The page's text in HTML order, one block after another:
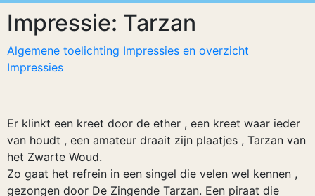
Impressie: Tarzan
Algemene toelichting Impressies en overzicht
Impressies
Er klinkt een kreet door de ether , een kreet waar ieder
van houdt , een amateur draait zijn plaatjes , Tarzan van
het Zwarte Woud.
Zo gaat het refrein in een singel die velen wel kennen ,
gezongen door De Zingende Tarzan. Een piraat die